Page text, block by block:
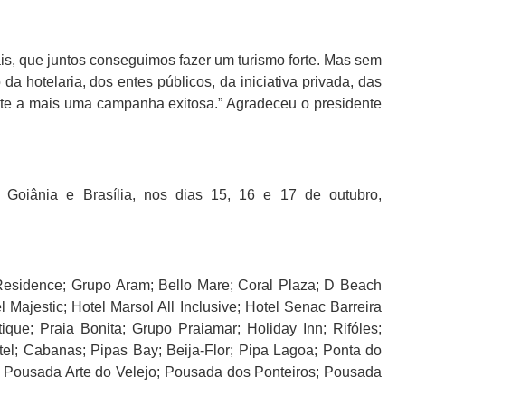
que juntos conseguimos fazer um turismo forte. Mas sem
hotelaria, dos entes públicos, da iniciativa privada, das
a mais uma campanha exitosa.” Agradeceu o presidente
Goiânia e Brasília, nos dias 15, 16 e 17 de outubro,
Grupo Aram; Bello Mare; Coral Plaza; D Beach
Hotel Marsol All Inclusive; Hotel Senac Barreira
Praia Bonita; Grupo Praiamar; Holiday Inn; Rifóles;
Cabanas; Pipas Bay; Beija-Flor; Pipa Lagoa; Ponta do
Arte do Velejo; Pousada dos Ponteiros; Pousada